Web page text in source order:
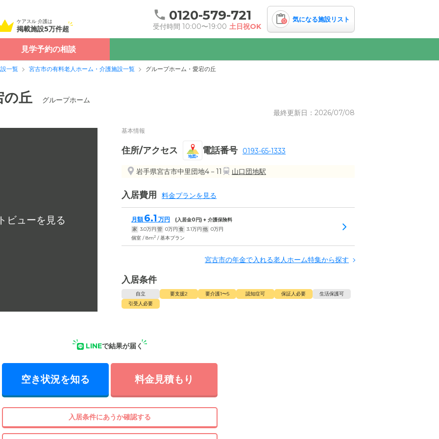
ケアスル 介護は
掲載施設5万件超
0120-579-721
受付時間 10:00〜19:00 土日祝OK
0 気になる施設リスト
見学予約の相談
一覧 宮古市の有料老人ホーム・介護施設一覧 グループホーム・愛宕の丘
の丘
グループホーム
最終更新日：2026/07/08
基本情報
住所/アクセス
地図
電話番号 0193-65-1333
岩手県宮古市中里団地4－11 山口団地駅
入居費用 料金プランを見る
月額 6.1 万円 (入居金0円) + 介護保険料
家 3.0万円 管 0万円 食 3.1万円 他 0万円
個室 / 8m2 / 基本プラン
宮古市の年金で入れる老人ホーム特集から探す
入居条件
自立 要支援2 要介護1〜5 認知症可 保証人必要
生活保護可
引受人必要
LINEで結果が届く
空き状況を知る 料金見積もり
入居条件にあうか確認する